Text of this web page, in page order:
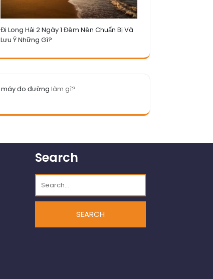
Đi Long Hải 2 Ngày 1 Đêm Nên Chuẩn Bị Và
Lưu Ý Những Gì?
máy đo đường làm gì?
Search